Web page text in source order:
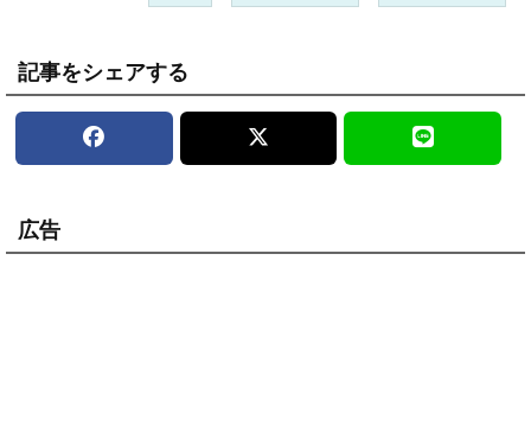
記事をシェアする
広告